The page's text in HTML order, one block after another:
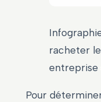
racheter
entreprise
Pour